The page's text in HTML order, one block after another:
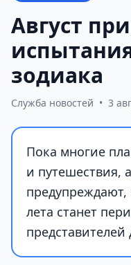
Август
зодиака
Служба новостей • 3
Пока многие
и путешествия,
лета станет
представителей